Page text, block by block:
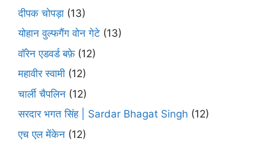
दीपक चोपड़ा (13)
योहान वुल्फगैंग वोन गेटे (13)
वॉरेन एडवर्ड बफ़े(12)
महावीर स्वामी (12)
चार्ली चैपलिन (12)
सरदार भगत सिंह | Sardar Bhagat Singh (12)
एच एल मेंकेन (12)